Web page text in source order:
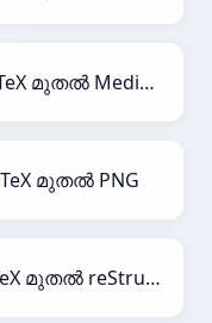
LaTeX മുതൽ MediaWiki
മുതൽ PNG
LaTeX മുതൽ reStructuredText